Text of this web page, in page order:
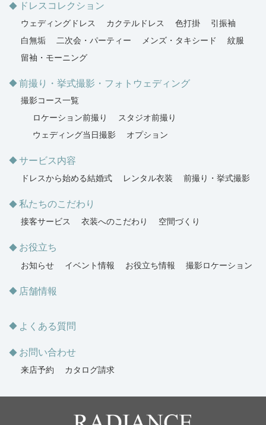
ドレスコレクション
ウェディングドレス カクテルドレス 色打掛
引振袖
白無垢
二次会・パーティー メンズ・タキシード
紋服
留袖・モーニング
前撮り・挙式撮影・フォトウェディング
撮影コース一覧
ロケーション前撮り
スタジオ前撮り
ウェディング当日撮影
オプション
サービス内容
ドレスから始める結婚式 レンタル衣装 前撮り・挙式撮影
私たちのこだわり
接客サービス 衣装へのこだわり 空間づくり
お役立ち
お知らせ イベント情報 お役立ち情報 撮影ロケーション
店舗情報
よくある質問
お問い合わせ
来店予約 カタログ請求